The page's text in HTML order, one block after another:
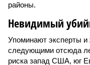
районы.
Невидимый
Упоминают эксперты и
следующими отсюда
риска запад США, юг